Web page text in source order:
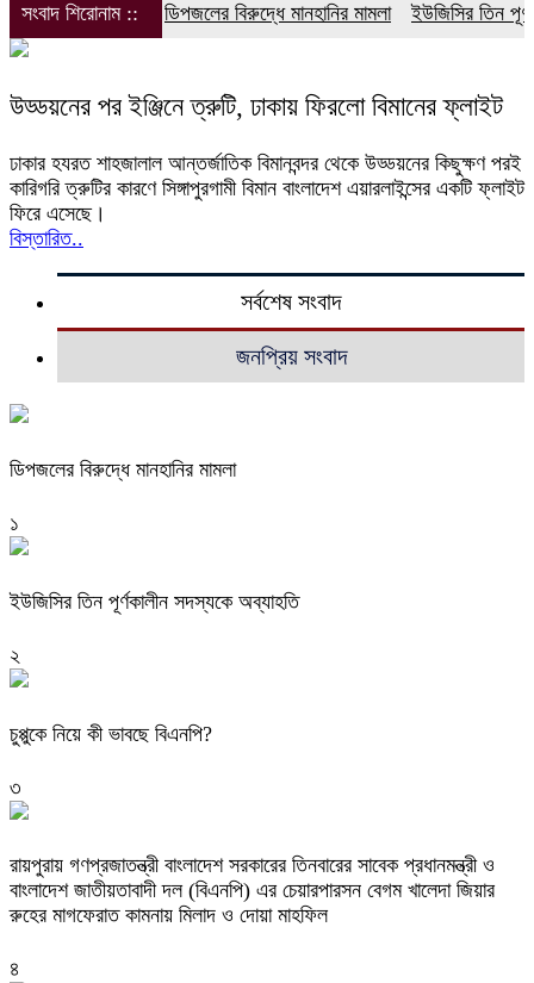
সংবাদ শিরোনাম :: ডিপজলের বিরুদ্ধে মানহানির মামলা ইউজিসির তিন
উড্ডয়নের পর ইঞ্জিনে ত্রুটি, ঢাকায় ফিরলো বিমানের ফ্লাইট
ঢাকার হযরত শাহজালাল আন্তর্জাতিক বিমানবন্দর থেকে উড্ডয়নের কিছুক্ষণ পরই
কারিগরি ত্রুটির কারণে সিঙ্গাপুরগামী বিমান বাংলাদেশ এয়ারলাইন্সের একটি ফ্লাইট
ফিরে এসেছে।
বিস্তারিত..
সর্বশেষ সংবাদ
জনপ্রিয় সংবাদ
ডিপজলের বিরুদ্ধে মানহানির মামলা
১
ইউজিসির তিন পূর্ণকালীন সদস্যকে অব্যাহতি
২
চুপ্পুকে নিয়ে কী ভাবছে বিএনপি?
৩
রায়পুরায় গণপ্রজাতন্ত্রী বাংলাদেশ সরকারের তিনবারের সাবেক প্রধানমন্ত্রী ও
বাংলাদেশ জাতীয়তাবাদী দল (বিএনপি) এর চেয়ারপারসন বেগম খালেদা জিয়ার
রুহের মাগফেরাত কামনায় মিলাদ ও দোয়া মাহফিল
৪